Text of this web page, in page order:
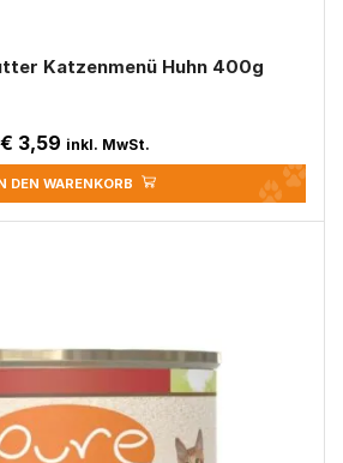
Katzenmenü Huhn 400g
€ 3,59 inkl. MwSt.
DEN WARENKORB